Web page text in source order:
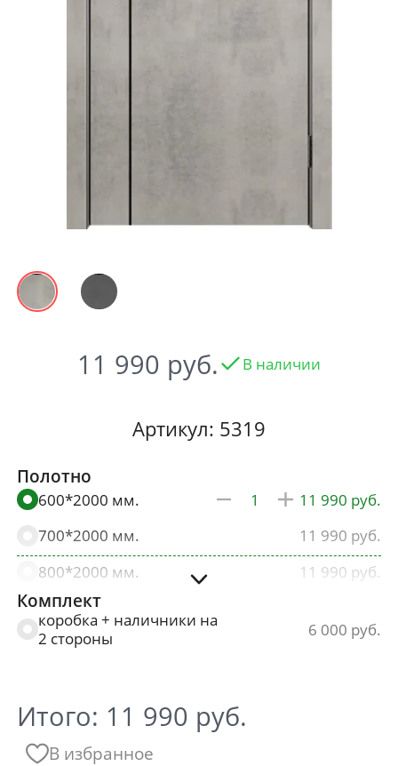
11 990 В наличии
Артикул: 5319
Полотно
600*2000 мм.
11 990
700*2000 мм.
11 990
800*2000 мм.
11 990
900*2000 мм.
Комплект
коробка + наличники на
2 стороны
6 000
Итого: 11 990 руб.
В избранное